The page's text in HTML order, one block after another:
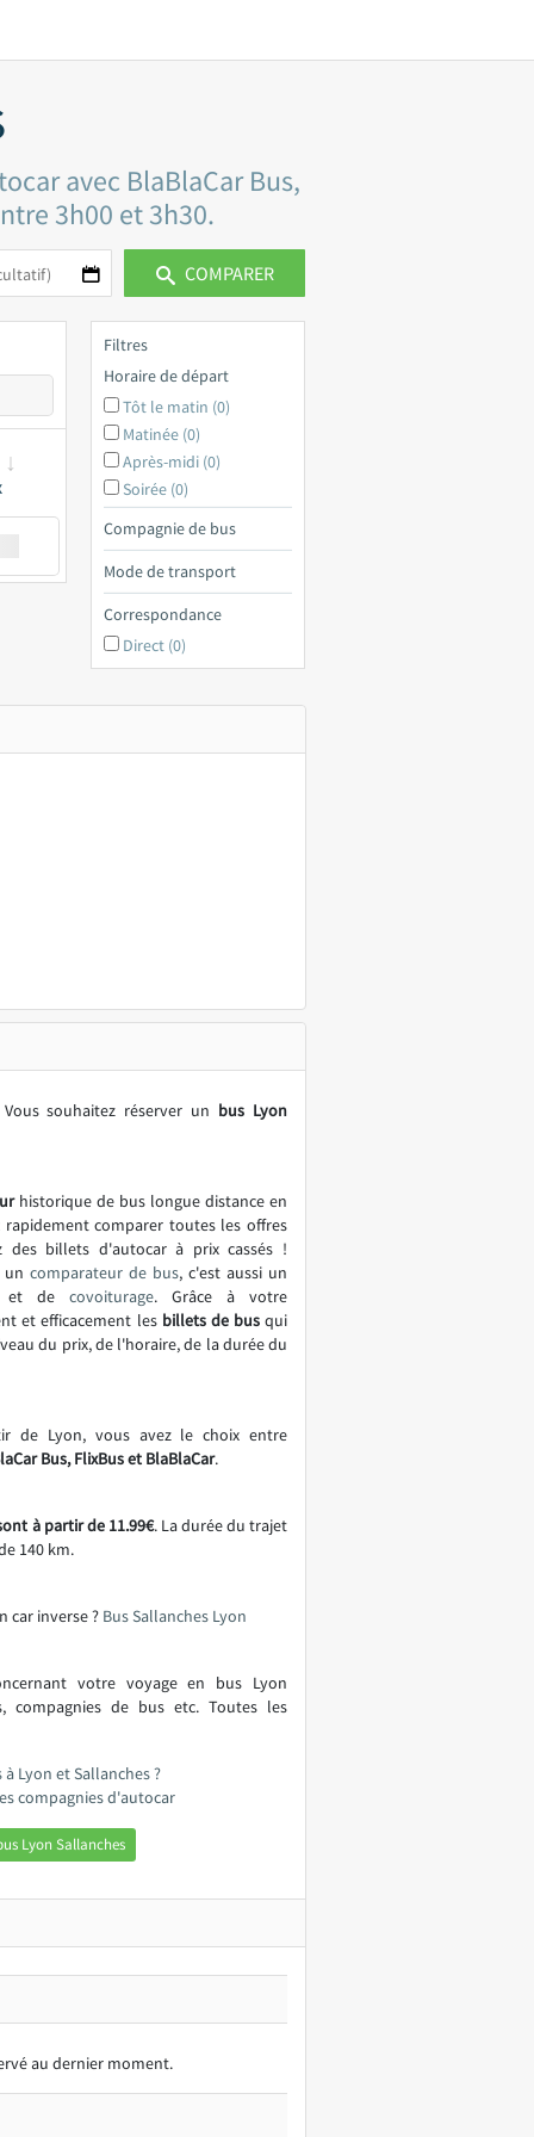
avec BlaBlaCar Bus,
3h00 et 3h30.
COMPARER
Filtres
Horaire de départ
Tôt le matin (0)
Matinée (0)
Après-midi (0)
Soirée (0)
Compagnie de bus
Mode de transport
Correspondance
Direct (0)
souhaitez réserver un bus Lyon
historique de bus longue distance en
rapidement comparer toutes les offres
des billets d'autocar à prix cassés !
un comparateur de bus, c'est aussi un
et de covoiturage. Grâce à votre
et efficacement les billets de busqui
du prix, de l'horaire, de la durée du
de Lyon, vous avez le choix entre
Bus, FlixBus et BlaBlaCar.
à partir de 11.99€. La durée du trajet
140 km.
car inverse ? Bus Sallanches Lyon
votre voyage en bus Lyon
compagnies de bus etc. Toutes les
Lyon et Sallanches ?
compagnies d'autocar
Lyon Sallanches
au dernier moment.